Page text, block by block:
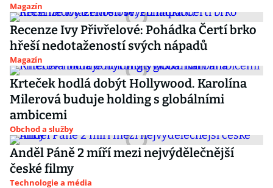
Magazín
Recenze Ivy Přivřelové: Pohádka Čertí brko
hřeší nedotažeností svých nápadů
Magazín
Krteček hodlá dobýt Hollywood. Karolína
Milerová buduje holding s globálními
ambicemi
Obchod a služby
Anděl Páně 2 míří mezi nejvýdělečnější
české filmy
Technologie a média